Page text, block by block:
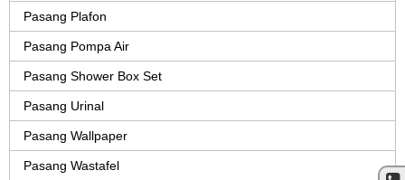
Pasang Plafon
Pasang Pompa Air
Pasang Shower Box Set
Pasang Urinal
Pasang Wallpaper
Pasang Wastafel